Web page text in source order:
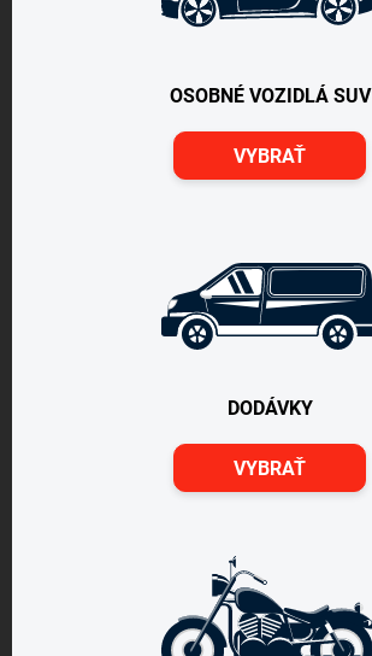
OSOBNÉ VOZIDLÁ SUV
VYBRAŤ
DODÁVKY
VYBRAŤ